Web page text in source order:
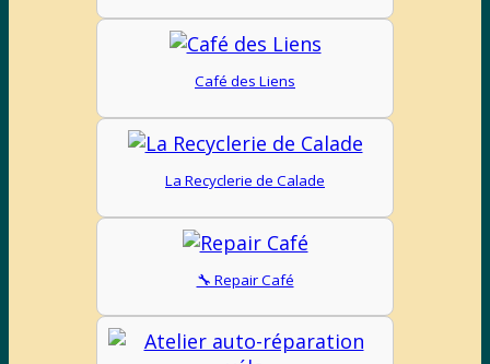
Café des Liens
La Recyclerie de Calade
🔧 Repair Café